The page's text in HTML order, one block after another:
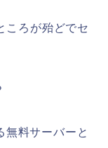
ころが殆どでセ
無料サーバーと